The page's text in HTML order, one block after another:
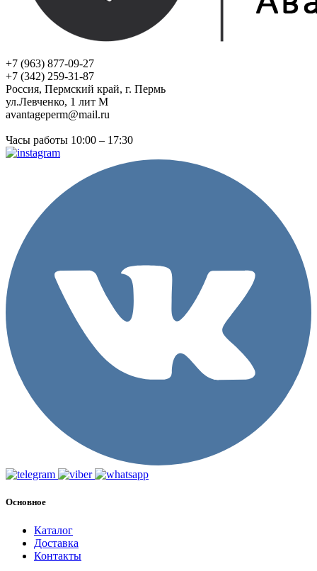
+7 (963) 877-09-27
+7 (342) 259-31-87
Россия, Пермский край, г. Пермь
ул.Левченко, 1 лит М
avantageperm@mail.ru
Часы работы 10:00 – 17:30
Основное
Каталог
Доставка
Контакты